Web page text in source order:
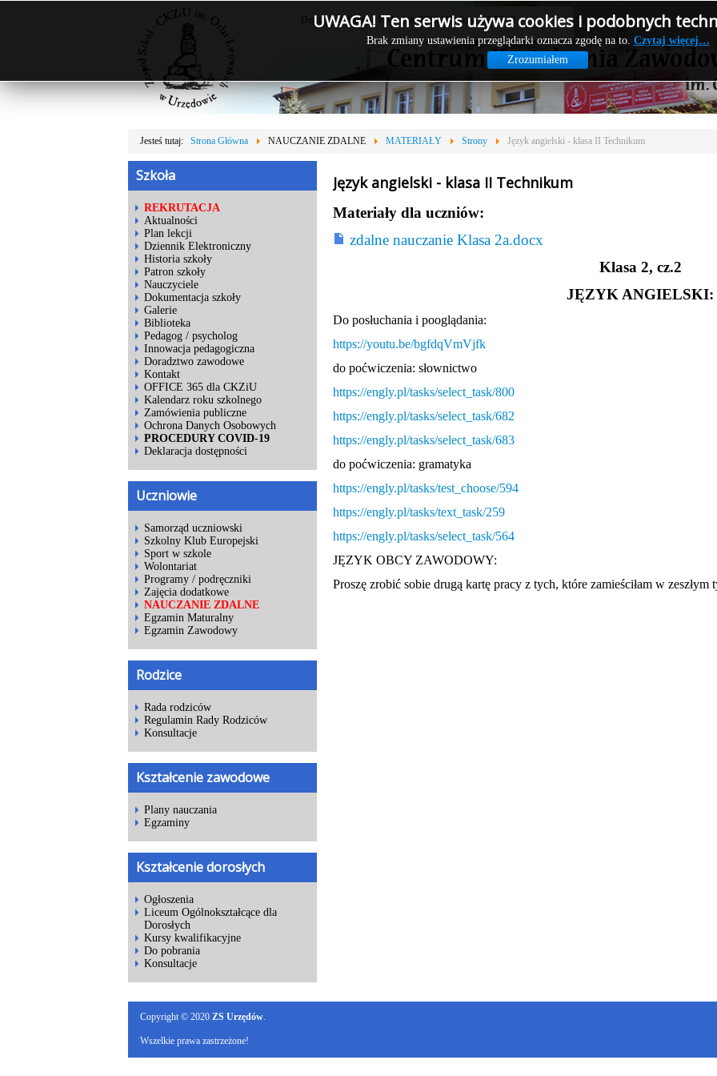
UWAGA! Ten serwis używa cookies i podobnych
Brak zmiany ustawienia przeglądarki oznacza zgodę na to. Czytaj więcej…
Zrozumiałem
Dzisiaj jest: Sobota, 8 Sierpnia 2026 | Godzina: 12:55:40
Jesteś tutaj: Strona Główna NAUCZANIE ZDALNE MATERIAŁY Strony Język angielski - klasa II Technikum
Szkoła
REKRUTACJA
Aktualności
Plan lekcji
Dziennik Elektroniczny
Historia szkoły
Patron szkoły
Nauczyciele
Dokumentacja szkoły
Galerie
Biblioteka
Pedagog / psycholog
Innowacja pedagogiczna
Doradztwo zawodowe
Kontakt
OFFICE 365 dla CKZiU
Kalendarz roku szkolnego
Zamówienia publiczne
Ochrona Danych Osobowych
PROCEDURY COVID-19
Deklaracja dostępności
Uczniowie
Samorząd uczniowski
Szkolny Klub Europejski
Sport w szkole
Wolontariat
Programy / podręczniki
Zajęcia dodatkowe
NAUCZANIE ZDALNE
Egzamin Maturalny
Egzamin Zawodowy
Rodzice
Rada rodziców
Regulamin Rady Rodziców
Konsultacje
Kształcenie zawodowe
Plany nauczania
Egzaminy
Kształcenie dorosłych
Ogłoszenia
Liceum Ogólnokształcące dla
Dorosłych
Kursy kwalifikacyjne
Do pobrania
Konsultacje
Język angielski - klasa II Technikum
Materiały dla uczniów:
zdalne nauczanie Klasa 2a.docx
Klasa 2, cz.2
JĘZYK ANGIELSKI:
Do posłuchania i pooglądania:
https://youtu.be/bgfdqVmVjfk
do poćwiczenia: słownictwo
https://engly.pl/tasks/select_task/800
https://engly.pl/tasks/select_task/682
https://engly.pl/tasks/select_task/683
do poćwiczenia: gramatyka
https://engly.pl/tasks/test_choose/594
https://engly.pl/tasks/text_task/259
https://engly.pl/tasks/select_task/564
JĘZYK OBCY ZAWODOWY:
Proszę zrobić sobie drugą kartę pracy z tych, które zamieściłam w zeszłym
Copyright © 2020 ZS Urzędów.
Wszelkie prawa zastrzeżone!